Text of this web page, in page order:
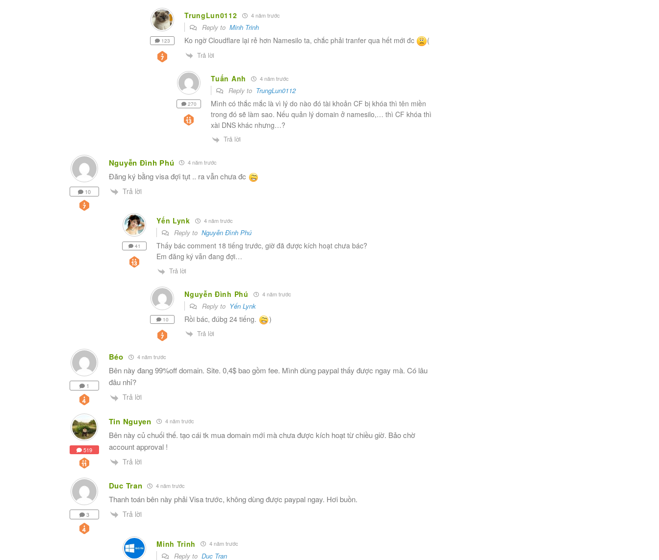
123
TrungLun0112 4 năm trước
Reply toMinh Trinh
Ko ngờ Cloudflare lại rẻ hơn Namesilo ta, chắc phải tranfer qua hết mới đc (
Trả lời
270
Tuấn Anh 4 năm trước
Reply to TrungLun0112
Mình có thắc mắc là vì lý do nào đó tài khoản CF bị khóa thì tên miền
trong đó sẽ làm sao. Nếu quản lý domain ở namesilo,… thì CF khóa thì
xài DNS khác nhưng…?
Trả lời
10
Nguyễn Đình Phú 4 năm trước
Đăng ký bằng visa đợi tụt .. ra vẫn chưa đc
Trả lời
41
Yến Lynk 4 năm trước
Reply toNguyễn Đình Phú
Thấy bác comment 18 tiếng trước, giờ đã được kích hoạt chưa bác?
Em đăng ký vẫn đang đợi…
Trả lời
10
Nguyễn Đình Phú 4 năm trước
Reply to Yến Lynk
Rồi bác, đúbg 24 tiếng. )
Trả lời
1
Béo 4 năm trước
Bên này đang 99%off domain. Site. 0,4$ bao gồm fee. Mình dùng paypal thấy được ngay mà. Có lâu
đâu nhỉ?
Trả lời
519
Tin Nguyen 4 năm trước
Bên này củ chuối thế. tạo cái tk mua domain mới mà chưa được kích hoạt từ chiều giờ. Bảo chờ
account approval !
Trả lời
3
Duc Tran 4 năm trước
Thanh toán bên này phải Visa trước, không dùng được paypal ngay. Hơi buồn.
Trả lời
Minh Trinh 4 năm trước
Reply toDuc Tran